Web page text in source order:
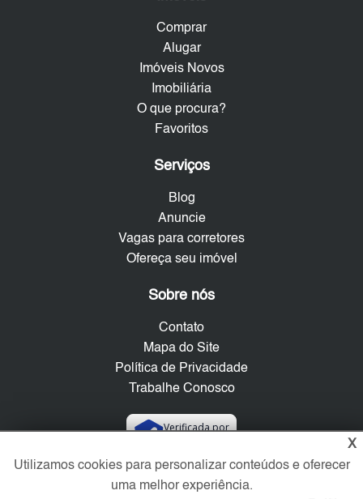
Comprar
Alugar
Imóveis Novos
Imobiliária
O que procura?
Favoritos
Serviços
Blog
Anuncie
Vagas para corretores
Ofereça seu imóvel
Sobre nós
Contato
Mapa do Site
Política de Privacidade
Trabalhe Conosco
Verificada por
Redes Sociais
X
Utilizamos cookies para personalizar conteúdos e oferecer
uma melhor experiência.